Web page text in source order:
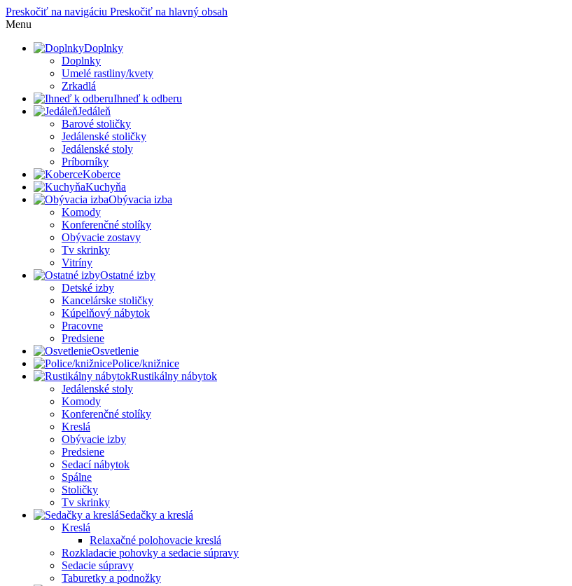
Preskočiť na navigáciu Preskočiť na hlavný obsah
Menu
Doplnky
Doplnky
Umelé rastliny/kvety
Zrkadlá
Ihneď k odberu
Jedáleň
Barové stoličky
Jedálenské stoličky
Jedálenské stoly
Príborníky
Koberce
Kuchyňa
Obývacia izba
Komody
Konferenčné stolíky
Obývacie zostavy
Tv skrinky
Vitríny
Ostatné izby
Detské izby
Kancelárske stoličky
Kúpelňový nábytok
Pracovne
Predsiene
Osvetlenie
Police/knižnice
Rustikálny nábytok
Jedálenské stoly
Komody
Konferenčné stolíky
Kreslá
Obývacie izby
Predsiene
Sedací nábytok
Spálne
Stoličky
Tv skrinky
Sedačky a kreslá
Kreslá
Relaxačné polohovacie kreslá
Rozkladacie pohovky a sedacie súpravy
Sedacie súpravy
Taburetky a podnožky